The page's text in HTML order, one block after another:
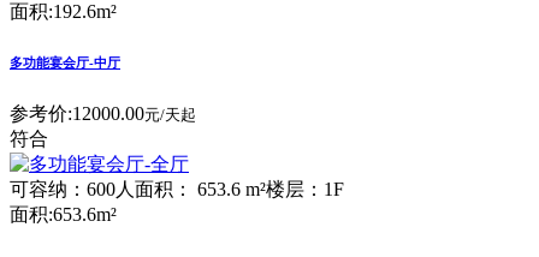
面积:192.6m²
多功能宴会厅-中厅
参考价:12000.00元/天起
符合
可容纳：600人 面积： 653.6 m²楼层：1F
面积:653.6m²